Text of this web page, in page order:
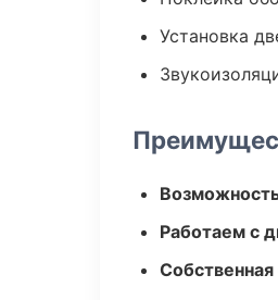
Установка
Работаем с